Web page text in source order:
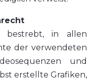
bestrebt, in allen
der verwendeten
und
erstellte Grafiken,